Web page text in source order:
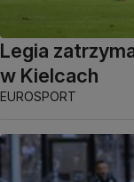
Legia
w Kielcach
EUROSPORT